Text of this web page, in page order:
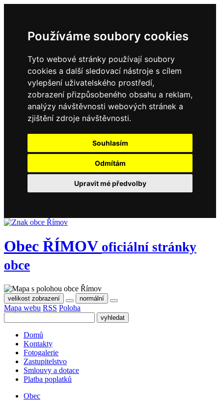
Používáme soubory cookies
Tyto webové stránky používají soubory
cookies a další sledovací nástroje s cílem
vylepšení uživatelského prostředí,
zobrazení přizpůsobeného obsahu a reklam,
analýzy návštěvnosti webových stránek a
zjištění zdroje návštěvnosti.
Souhlasím
Odmítám
Upravit mé předvolby
Obec ŘÍMOV oficiální stránky
obce
velikost zobrazení normální
Mapa webu RSS Poloha
Domů
Kontakty
Fotogalerie
Zastupitelstvo
Smlouvy a dotace
Platba poplatků
Obec